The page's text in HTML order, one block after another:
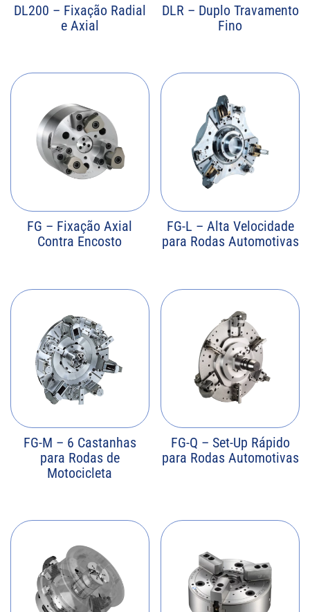
DL200 – Fixação Radial
e Axial
DLR – Duplo Travamento
Fino
FG – Fixação Axial
Contra Encosto
FG-L – Alta Velocidade
para Rodas Automotivas
FG-M – 6 Castanhas
para Rodas de
Motocicleta
FG-Q – Set-Up Rápido
para Rodas Automotivas